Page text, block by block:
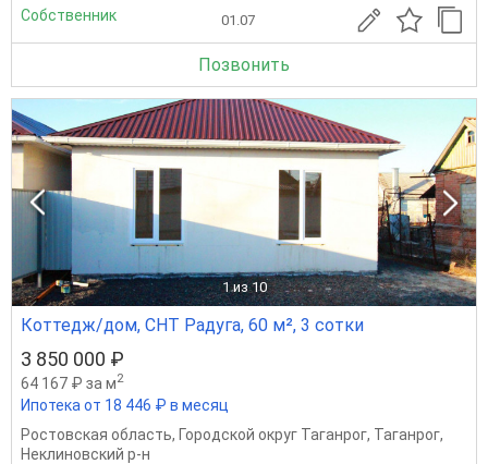
Собственник 01.07
Позвонить
1 из 10
Коттедж/дом, СНТ Радуга, 60 м², 3 сотки
3 850 000 ₽
64 167 ₽ за м2
Ипотека от 18 446 ₽ в месяц
Ростовская область, Городской округ Таганрог, Таганрог,
Неклиновский р-н